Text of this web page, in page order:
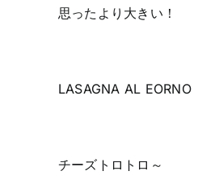
思ったより大きい！
LASAGNA AL EORNO
チーズトロトロ～